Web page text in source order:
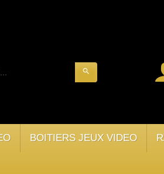
search
BOITIERS JEUX VIDEO